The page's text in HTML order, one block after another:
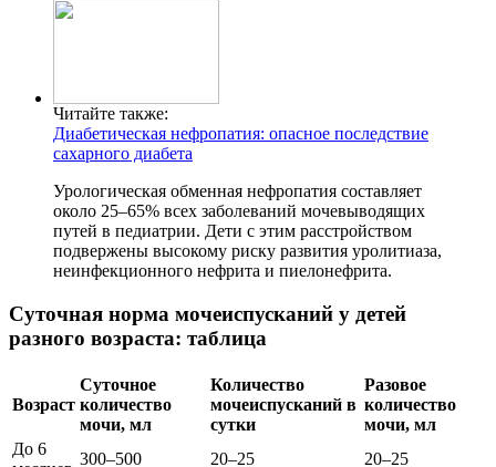
Читайте также:
Диабетическая нефропатия: опасное последствие
сахарного диабета
Урологическая обменная нефропатия составляет
около 25–65% всех заболеваний мочевыводящих
путей в педиатрии. Дети с этим расстройством
подвержены высокому риску развития уролитиаза,
неинфекционного нефрита и пиелонефрита.
Суточная норма мочеиспусканий у детей
разного возраста: таблица
Возраст
Суточное
количество
мочи, мл
Количество
мочеиспусканий в
сутки
Разовое
количество
мочи, мл
До 6
300–500 20–25 20–25